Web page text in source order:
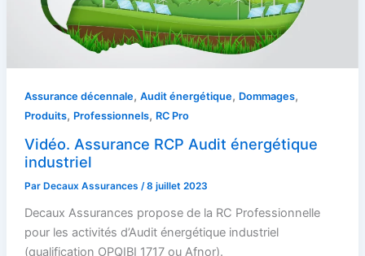
Assurance décennale, Audit énergétique, Dommages,
Produits, Professionnels, RC Pro
Vidéo. Assurance RCP Audit énergétique
industriel
Par Decaux Assurances /8 juillet 2023
Decaux Assurances propose de la RC Professionnelle
pour les activités d’Audit énergétique industriel
(qualification OPQIBI 1717 ou Afnor).